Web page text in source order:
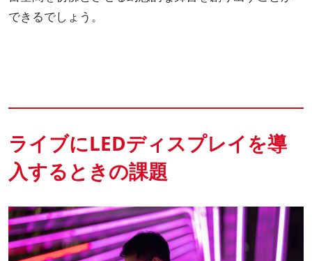
できるでしょう。
ライブにLEDディスプレイを導
入するときの課題